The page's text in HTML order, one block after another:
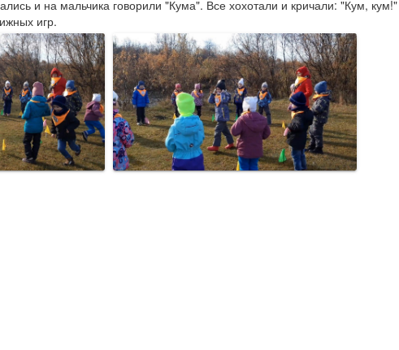
и на мальчика говорили "Кума". Все хохотали и кричали: "Кум, кум!"
игр.